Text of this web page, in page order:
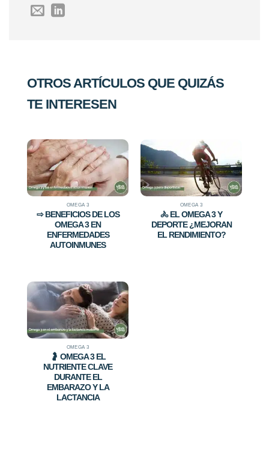
OTROS ARTÍCULOS QUE QUIZÁS
TE INTERESEN
OMEGA 3
⇨ BENEFICIOS DE LOS
OMEGA 3 EN
ENFERMEDADES
AUTOINMUNES
OMEGA 3
🚴 EL OMEGA 3 Y
DEPORTE ¿MEJORAN
EL RENDIMIENTO?
OMEGA 3
🤰 OMEGA 3 EL
NUTRIENTE CLAVE
DURANTE EL
EMBARAZO Y LA
LACTANCIA